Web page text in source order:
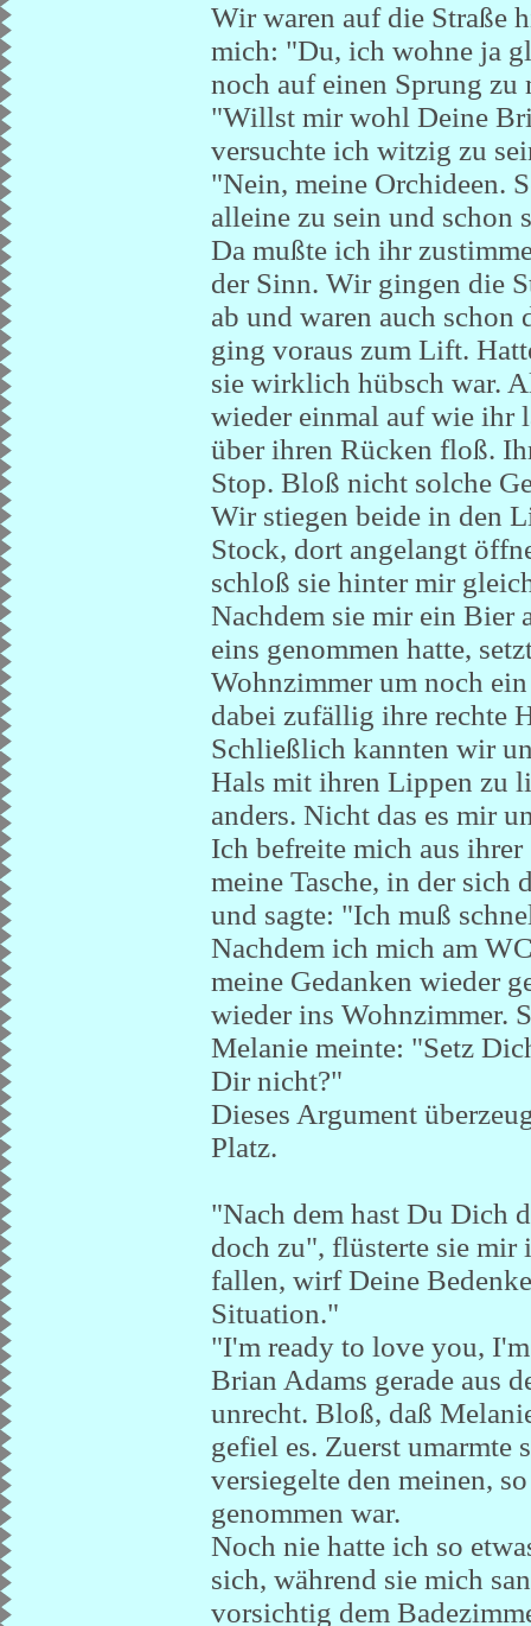
Wir waren auf die Straße
mich: "Du, ich wohne ja
noch auf einen Sprung zu
"Willst mir wohl Deine
versuchte ich witzig zu
"Nein, meine Orchideen.
alleine zu sein und schon
Da mußte ich ihr
der Sinn. Wir gingen die
ab und waren auch schon
ging voraus zum Lift.
sie wirklich hübsch war.
wieder einmal auf wie ihr
über ihren Rücken floß.
Stop. Bloß nicht solche
Wir stiegen beide in den
Stock, dort angelangt
schloß sie hinter mir
Nachdem sie mir ein Bier
eins genommen hatte,
Wohnzimmer um noch
dabei zufällig ihre rechte
Schließlich kannten wir
Hals mit ihren Lippen zu
anders. Nicht das es mir
Ich befreite mich aus
meine Tasche, in der
und sagte: "Ich muß
Nachdem ich mich am
meine Gedanken wieder
wieder ins Wohnzimmer.
Melanie meinte: "Setz
Dir nicht?"
Dieses Argument
Platz.
"Nach dem hast Du Dich
doch zu", flüsterte sie
fallen, wirf Deine
Situation."
"I'm ready to love you,
Brian Adams gerade aus
unrecht. Bloß, daß
gefiel es. Zuerst
versiegelte den meinen,
genommen war.
Noch nie hatte ich so
sich, während sie mich
vorsichtig dem